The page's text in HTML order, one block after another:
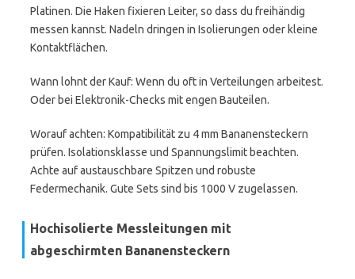
Platinen. Die Haken fixieren Leiter, so dass du freihändig
messen kannst. Nadeln dringen in Isolierungen oder kleine
Kontaktflächen.
Wann lohnt der Kauf: Wenn du oft in Verteilungen arbeitest.
Oder bei Elektronik-Checks mit engen Bauteilen.
Worauf achten: Kompatibilität zu 4 mm Bananensteckern
prüfen. Isolationsklasse und Spannungslimit beachten.
Achte auf austauschbare Spitzen und robuste
Federmechanik. Gute Sets sind bis 1000 V zugelassen.
Hochisolierte Messleitungen mit
abgeschirmten Bananensteckern